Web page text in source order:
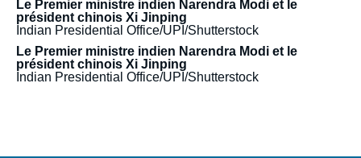
Le Premier ministre indien Narendra Modi et le
président chinois Xi Jinping
Indian Presidential Office/UPI/Shutterstock
Le Premier ministre indien Narendra Modi et le
président chinois Xi Jinping
Indian Presidential Office/UPI/Shutterstock